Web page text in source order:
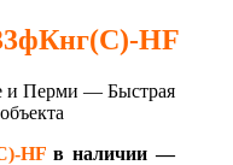
HF
и Перми — Быстрая
HFв наличии —